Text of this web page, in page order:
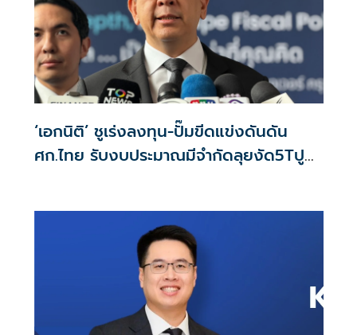
‘เอกนิติ’ ชูเร่งลงทุน-ปั๊มขีดแข่งดันดัน
ศก.ไทย รับงบประมาณมีจำกัดลุยงัด5Tปู